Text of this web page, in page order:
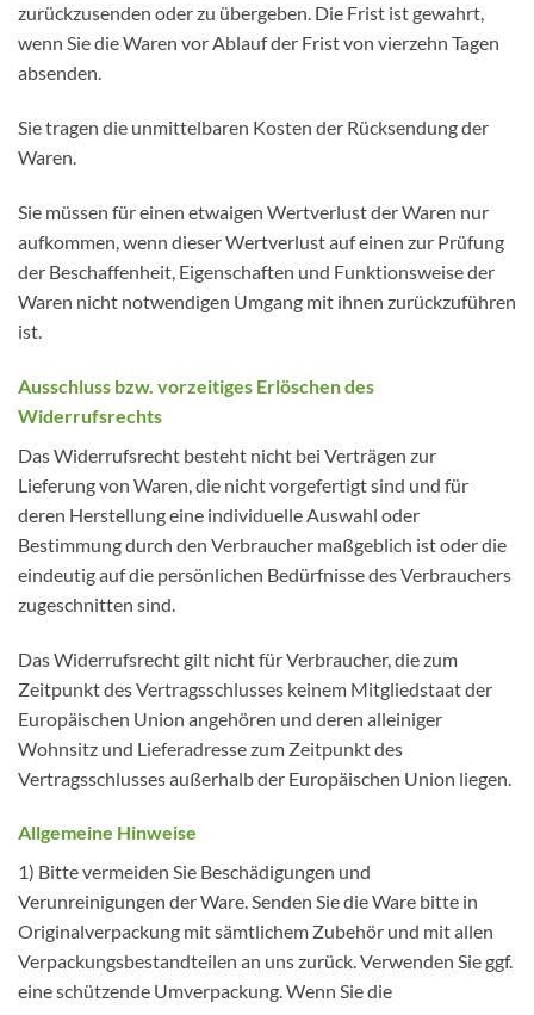
zurückzusenden oder zu übergeben. Die Frist ist gewahrt,
wenn Sie die Waren vor Ablauf der Frist von vierzehn Tagen
absenden.
Sie tragen die unmittelbaren Kosten der Rücksendung der
Waren.
Sie müssen für einen etwaigen Wertverlust der Waren nur
aufkommen, wenn dieser Wertverlust auf einen zur Prüfung
der Beschaffenheit, Eigenschaften und Funktionsweise der
Waren nicht notwendigen Umgang mit ihnen zurückzuführen
ist.
Ausschluss bzw. vorzeitiges Erlöschen des
Widerrufsrechts
Das Widerrufsrecht besteht nicht bei Verträgen zur
Lieferung von Waren, die nicht vorgefertigt sind und für
deren Herstellung eine individuelle Auswahl oder
Bestimmung durch den Verbraucher maßgeblich ist oder die
eindeutig auf die persönlichen Bedürfnisse des Verbrauchers
zugeschnitten sind.
Das Widerrufsrecht gilt nicht für Verbraucher, die zum
Zeitpunkt des Vertragsschlusses keinem Mitgliedstaat der
Europäischen Union angehören und deren alleiniger
Wohnsitz und Lieferadresse zum Zeitpunkt des
Vertragsschlusses außerhalb der Europäischen Union liegen.
Allgemeine Hinweise
1) Bitte vermeiden Sie Beschädigungen und
Verunreinigungen der Ware. Senden Sie die Ware bitte in
Originalverpackung mit sämtlichem Zubehör und mit allen
Verpackungsbestandteilen an uns zurück. Verwenden Sie ggf.
eine schützende Umverpackung. Wenn Sie die